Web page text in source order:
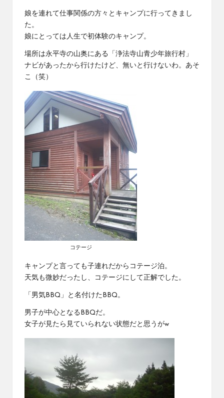
娘を連れて仕事関係の方々とキャンプに行ってきまし
た。
娘にとっては人生で初体験のキャンプ。
場所は永平寺の山奥にある「浄法寺山青少年旅行村」
ナビがあったから行けたけど、無いと行けないわ。あそ
こ（笑）
コテージ
キャンプと言っても子連れだからコテージ泊。
天気も微妙だったし、コテージにして正解でした。
「男気BBQ」と名付けたBBQ。
男子が中心となるBBQだ。
女子が見たら見ていられない状態だと思うがw